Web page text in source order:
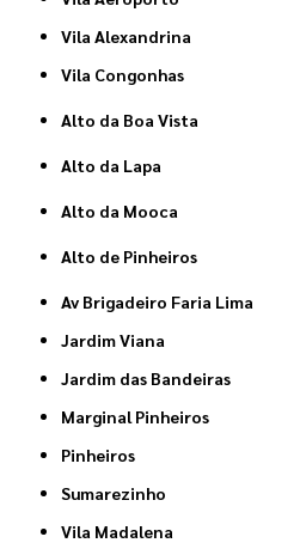
Vila Alexandrina
Vila Congonhas
Alto da Boa Vista
Alto da Lapa
Alto da Mooca
Alto de Pinheiros
Av Brigadeiro Faria Lima
Jardim Viana
Jardim das Bandeiras
Marginal Pinheiros
Pinheiros
Sumarezinho
Vila Madalena